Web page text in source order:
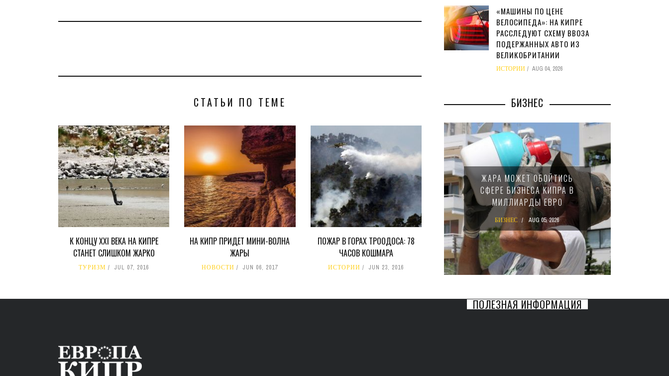
СТАТЬИ ПО ТЕМЕ
К КОНЦУ XXI ВЕКА НА КИПРЕ
СТАНЕТ СЛИШКОМ ЖАРКО
ТУРИЗМ JUL 07, 2016
НА КИПР ПРИДЕТ МИНИ-ВОЛНА
ЖАРЫ
НОВОСТИ JUN 06, 2017
ПОЖАР В ГОРАХ ТРООДОСА: 78
ЧАСОВ КОШМАРА
ИСТОРИИ JUN 23, 2016
«МАШИНЫ ПО ЦЕНЕ
ВЕЛОСИПЕДА»: НА КИПРЕ
РАССЛЕДУЮТ СХЕМУ ВВОЗА
ПОДЕРЖАННЫХ АВТО ИЗ
ВЕЛИКОБРИТАНИИ
ИСТОРИИ AUG 04, 2026
БИЗНЕС
В 2028 ГОДУ ENI НАЧНЕТ
ДОБЫЧУ ГАЗА НА
МЕСТОРОЖДЕНИИ KRONOS
НА КИПРСКОМ ШЕЛЬФЕ
БИЗНЕС JUL 28, 2026
ЖАРА МОЖЕТ ОБОЙТИСЬ
СФЕРЕ БИЗНЕСА КИПРА В
МИЛЛИАРДЫ ЕВРО
БИЗНЕС AUG 05, 2026
ПОЛЕЗНАЯ ИНФОРМАЦИЯ